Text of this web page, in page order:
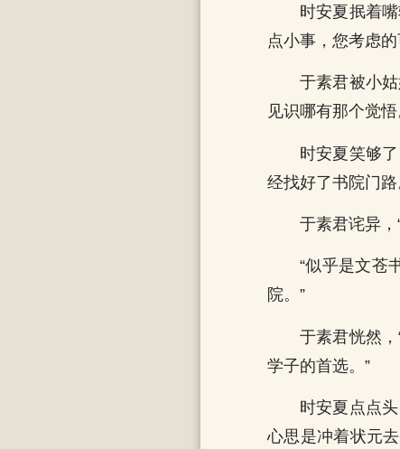
时安夏抿着
点小事，您考虑
于素君被小
见识哪有那个觉悟
时安夏笑够
经找好了书院门路
于素君诧异
“似乎是文苍
院。”
于素君恍然
学子的首选。”
时安夏点点
心思是冲着状元